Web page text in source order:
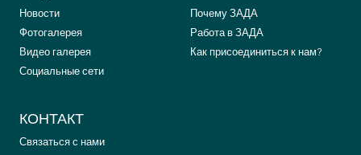
Новости
Фотогалерея
Видео галерея
Социальные сети
Почему ЗАДА
Работа в ЗАДА
Как присоединиться к нам?
КОНТАКТ
Связаться с нами